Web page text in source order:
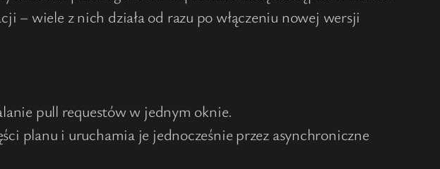
wiele z nich działa od razu po włączeniu nowej wersji
pull requestów w jednym oknie.
planu i uruchamia je jednocześnie przez asynchroniczne